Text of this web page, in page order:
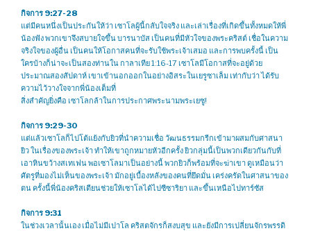
กิจการ 9:27-28
แต่มีคนหนึ่งเป็นประกันให้ว่า เซาโลผู้นี้กลับใจจริง และเล่าเรื่องที่เกิดขึ้นทั้งหมดให้พี่
น้องฟัง พวกเขาจึงสบายใจขึ้น บารนาบัส เป็นคนที่มีหัวใจของพระคริสต์ เชื่อในความ
จริงใจของผู้อื่น เป็นคนให้โอกาสคนที่จะรับใช้พระเจ้าเสมอ และการพบครั้งนี้ เป็น
ใครบ้างก็น่าจะเป็นสองท่านใน กาลาเทีย 1:16-17 เซาโลมีโอกาสที่จะอยู่ด้วย
ประมาณสองสัปดาห์ เขาเข้านอกออกในอย่างอิสระในเยรูซาเล็ม เท่ากับว่า ได้รับ
ความไว้วางใจจากพี่น้องเต็มที่
สิ่งสำคัญยิ่งคือ เซาโลกล้าในการประกาศพระนามพระเยซู!
กิจการ 9:29-30
แต่แล้วเซาโลก็ไปโต้แย้งกับยิวที่นำความเชื่อ วัฒนธรรมกรีกเข้ามาผสมกับศาสนา
ยิว ในเรื่องของพระเจ้า ทำให้เขาถูกหมายหัวอีกครั้ง ยิวกลุ่มนี้เป็นพวกเดียวกันกับที่
เอาหินขว้างสเทเฟน พอเซาโลมาเป็นอย่างนี้ พวกยิวก็พร้อมที่จะฆ่าเขา ดูเหมือนว่า
ศัตรูที่มองไม่เห็นของพระเจ้า มักอยู่เบื้องหลังของคนที่ยึดมั่น เคร่งครัดในศาสนาของ
ตน ครั้งนี้พี่น้องคริสเตียนช่วยให้เซาโลได้ไปซีซาริยา และขึ้นเหนือไปทาร์ซัส
กิจการ 9:31
ในช่วงเวลานั้นเอง เมื่อไม่มีเปาโล คริสตจักรก็สงบสุข และยังมีการเปลี่ยนจักรพรรดิ